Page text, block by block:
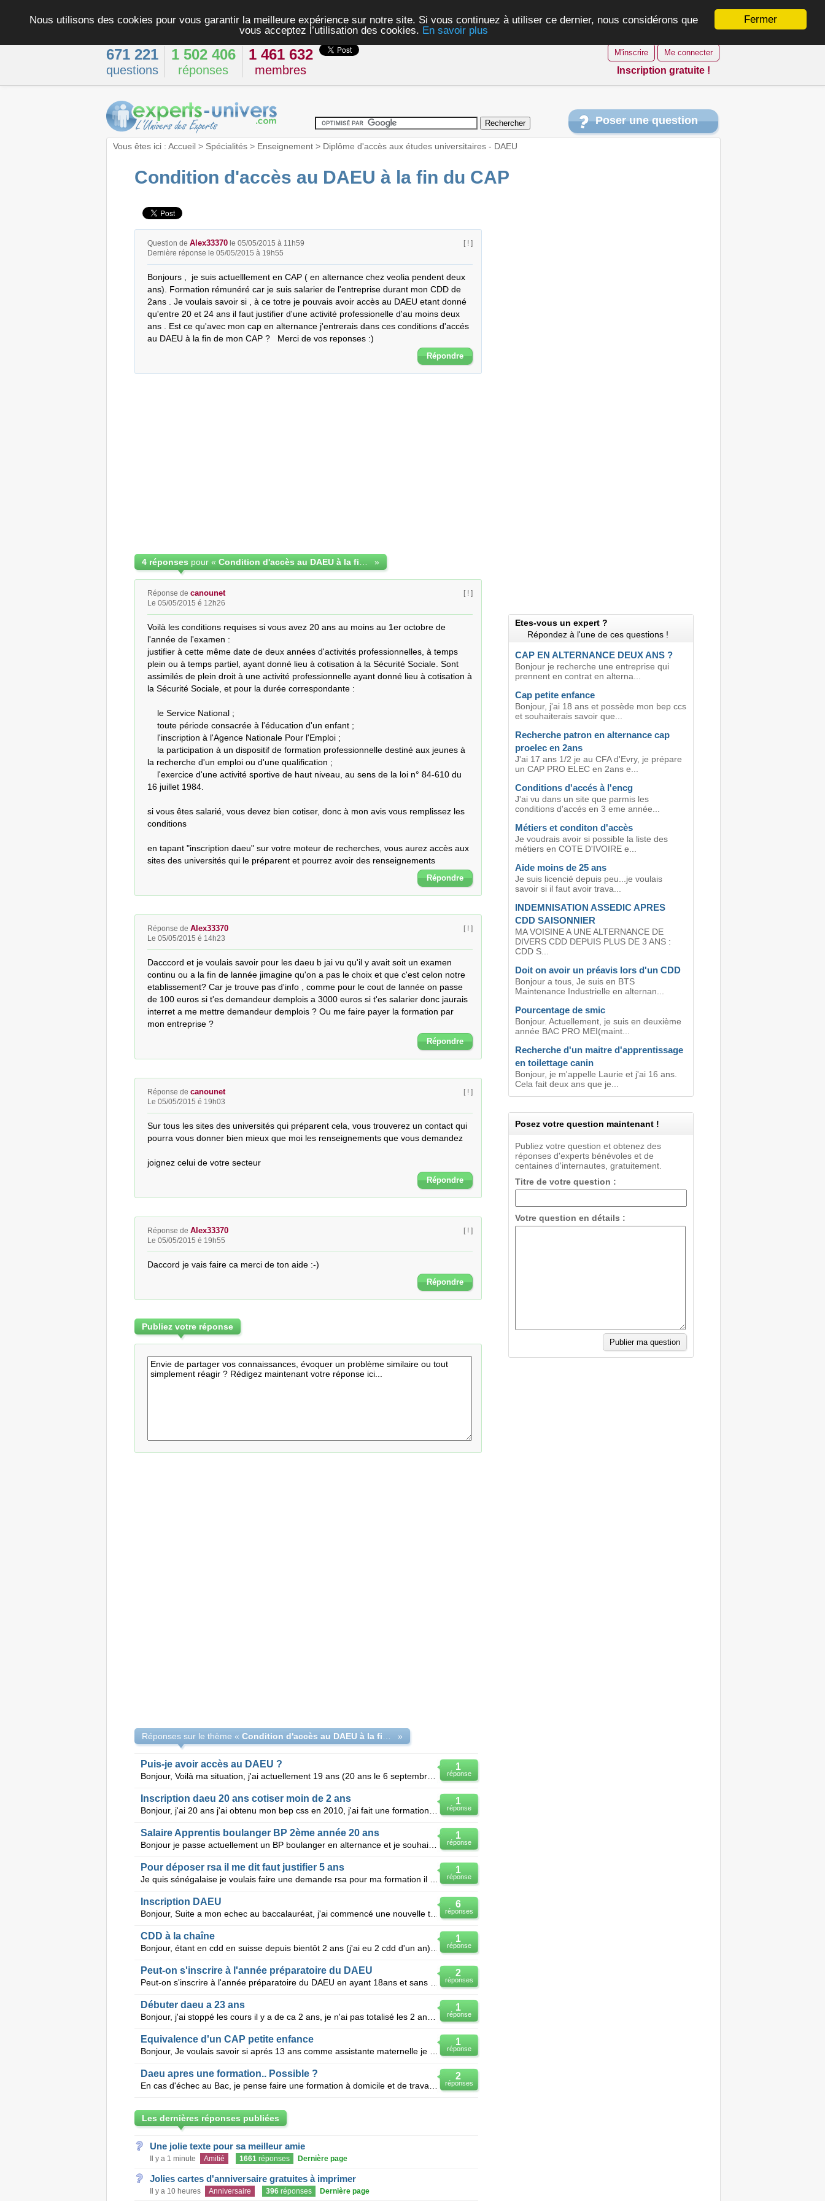
Fermer
Nous utilisons des cookies pour vous garantir la meilleure expérience sur notre site. Si vous continuez à utiliser ce dernier, nous considérons que
vous acceptez l’utilisation des cookies. En savoir plus
671 221
questions
1 502 406
réponses
1 461 632
membres
M'inscrire Me connecter
Inscription gratuite !
Poser une question
Vous êtes ici : Accueil> Spécialités> Enseignement> Diplôme d'accès aux études universitaires - DAEU
Condition d'accès au DAEU à la fin du CAP
Question de Alex33370le 05/05/2015 à 11h59
Dernière réponse le 05/05/2015 à 19h55
[ ! ]
Bonjours ,  je suis actuelllement en CAP ( en alternance chez veolia pendent deux
ans). Formation rémunéré car je suis salarier de l'entreprise durant mon CDD de
2ans . Je voulais savoir si , à ce totre je pouvais avoir accès au DAEU etant donné
qu'entre 20 et 24 ans il faut justifier d'une activité professionelle d'au moins deux
ans . Est ce qu'avec mon cap en alternance j'entrerais dans ces conditions d'accés
au DAEU à la fin de mon CAP ?   Merci de vos reponses :)
Répondre
4 réponses pour « »
Réponse de canounet
Le 05/05/2015 é 12h26
[ ! ]
Voilà les conditions requises si vous avez 20 ans au moins au 1er octobre de
l'année de l'examen :
justifier à cette même date de deux années d'activités professionnelles, à temps
plein ou à temps partiel, ayant donné lieu à cotisation à la Sécurité Sociale. Sont
assimilés de plein droit à une activité professionnelle ayant donné lieu à cotisation à
la Sécurité Sociale, et pour la durée correspondante :
la recherche d'un emploi ou d'une qualification ;
16 juillet 1984.
si vous êtes salarié, vous devez bien cotiser, donc à mon avis vous remplissez les
conditions
en tapant "inscription daeu" sur votre moteur de recherches, vous aurez accès aux
sites des universités qui le préparent et pourrez avoir des renseignements
Répondre
Réponse de Alex33370
Le 05/05/2015 é 14h23
[ ! ]
Dacccord et je voulais savoir pour les daeu b jai vu qu'il y avait soit un examen
continu ou a la fin de lannée jimagine qu'on a pas le choix et que c'est celon notre
etablissement? Car je trouve pas d'info , comme pour le cout de lannée on passe
de 100 euros si t'es demandeur demplois a 3000 euros si t'es salarier donc jaurais
interret a me mettre demandeur demplois ? Ou me faire payer la formation par
mon entreprise ?
Répondre
Réponse de canounet
Le 05/05/2015 é 19h03
[ ! ]
Sur tous les sites des universités qui préparent cela, vous trouverez un contact qui
pourra vous donner bien mieux que moi les renseignements que vous demandez
joignez celui de votre secteur
Répondre
Réponse de Alex33370
Le 05/05/2015 é 19h55
[ ! ]
Daccord je vais faire ca merci de ton aide :-)
Répondre
Publiez votre réponse
Réponses sur le thème « »
1
réponse
Puis-je avoir accès au DAEU ?
Bonjour, Voilà ma situation, j'ai actuellement 19 ans (20 ans le 6 septembre), et j'aurais voulu
1
réponse
Inscription daeu 20 ans cotiser moin de 2 ans
1
réponse
Salaire Apprentis boulanger BP 2ème année 20 ans
Bonjour je passe actuellement un BP boulanger en alternance et je souhaite savoir quel salaire je de
1
réponse
Pour déposer rsa il me dit faut justifier 5 ans
6
réponses
Inscription DAEU
Bonjour, Suite a mon echec au baccalauréat, j'ai commencé une nouvelle terminale à la rentrée 2009
1
réponse
CDD à la chaîne
2
réponses
Peut-on s'inscrire à l'année préparatoire du DAEU
1
réponse
Débuter daeu a 23 ans
1
réponse
Equivalence d'un CAP petite enfance
2
réponses
Daeu apres une formation.. Possible ?
Les dernières réponses publiées
Une jolie texte pour sa meilleur amie
Il y a 1 minute Amitié 1661réponses Dernière page
Jolies cartes d'anniversaire gratuites à imprimer
Il y a 10 heures Anniversaire 396réponses Dernière page
Etes-vous un expert ?
Répondez à l'une de ces questions !
CAP EN ALTERNANCE DEUX ANS ?
Bonjour je recherche une entreprise qui
prennent en contrat en alterna...
Cap petite enfance
Bonjour, j'ai 18 ans et possède mon bep ccs
et souhaiterais savoir que...
Recherche patron en alternance cap
proelec en 2ans
J'ai 17 ans 1/2 je au CFA d'Evry, je prépare
un CAP PRO ELEC en 2ans e...
Conditions d'accés à l'encg
J'ai vu dans un site que parmis les
conditions d'accés en 3 eme année...
Métiers et conditon d'accès
Je voudrais avoir si possible la liste des
métiers en COTE D'IVOIRE e...
Aide moins de 25 ans
Je suis licencié depuis peu...je voulais
savoir si il faut avoir trava...
INDEMNISATION ASSEDIC APRES
CDD SAISONNIER
MA VOISINE A UNE ALTERNANCE DE
DIVERS CDD DEPUIS PLUS DE 3 ANS :
CDD S...
Doit on avoir un préavis lors d'un CDD
Bonjour a tous, Je suis en BTS
Maintenance Industrielle en alternan...
Pourcentage de smic
Bonjour. Actuellement, je suis en deuxième
année BAC PRO MEI(maint...
Recherche d'un maitre d'apprentissage
en toilettage canin
Bonjour, je m'appelle Laurie et j'ai 16 ans.
Cela fait deux ans que je...
Posez votre question maintenant !
Publiez votre question et obtenez des
réponses d'experts bénévoles et de
centaines d'internautes, gratuitement.
Titre de votre question :
Votre question en détails :